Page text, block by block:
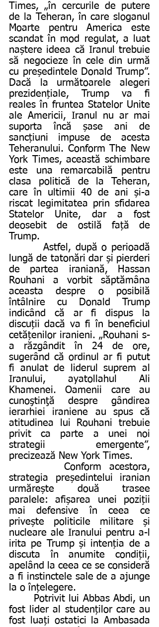
Times, „în cercurile de putere
de la Teheran, în care sloganul
Moarte pentru America este
scandat în mod regulat, a luat
naștere ideea că Iranul trebuie
să negocieze în cele din urmă
cu președintele Donald Trump”.
Dacă la următoarele alegeri
prezidențiale, Trump va fi
reales în fruntea Statelor Unite
ale Americii, Iranul nu ar mai
suporta încă șase ani de
sancțiuni impuse de acesta
Teheranului. Conform The New
York Times, această schimbare
este una remarcabilă pentru
clasa politică de la Teheran,
care în ultimii 40 de ani și-a
riscat legimitatea prin sfidarea
Statelor Unite, dar a fost
deosebit de ostilă față de
Trump.
        Astfel, după o perioadă
lungă de tatonări dar și pierderi
de partea iraniană, Hassan
Rouhani a vorbit săptămâna
aceasta despre o posibilă
întâlnire cu Donald Trump
indicând că ar fi dispus la
discuții dacă va fi în beneficiul
cetățenilor iranieni. „Rouhani s-
a răzgândit în 24 de ore,
sugerând că ordinul ar fi putut
fi anulat de liderul suprem al
Iranului, ayatollahul Ali
Khamenei. Oamenii care au
cunoştinţă despre gândirea
ierarhiei iraniene au spus că
atitudinea lui Rouhani trebuie
privit ca parte a unei noi
strategii emergente”,
precizează New York Times.
       Conform acestora,
strategia președintelui iranian
urmărește două trasee
paralele: afișarea unei poziții
mai defensive în ceea ce
privește politicile militare și
nucleare ale Iranului pentru a-l
irita pe Trump și intenția de a
discuta în anumite condiții,
apelând la ceea ce se consideră
a fi instinctele sale de a ajunge
la o înțelegere.
fost lider al studenților care au
fost luați ostatici la Ambasada